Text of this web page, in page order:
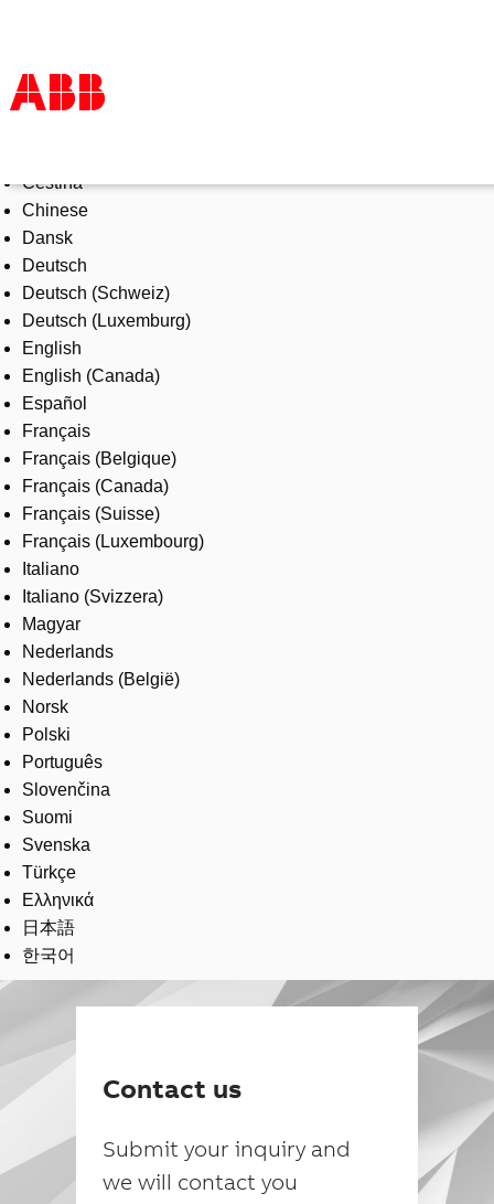
Products & Solutions
Industries
Services
About us
Where to buy
Contact us
Careers
Čeština
Chinese
Dansk
Deutsch
Deutsch (Schweiz)
Deutsch (Luxemburg)
English
English (Canada)
Español
Français
Français (Belgique)
Français (Canada)
Français (Suisse)
Français (Luxembourg)
Italiano
Italiano (Svizzera)
Magyar
Nederlands
Nederlands (België)
Norsk
Polski
Português
Slovenčina
Suomi
Svenska
Türkçe
Ελληνικά
日本語
한국어
Contact us
Submit your inquiry and
we will contact you